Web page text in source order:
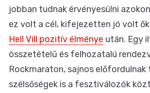
jobban tudnak érvényesülni
ez volt a cél, kifejezetten jó volt
Hell Vill pozitív élménye után. Egy
összetételű és felhozatalú
Rockmaraton, sajnos
szélsőségek is a fesztiválozók